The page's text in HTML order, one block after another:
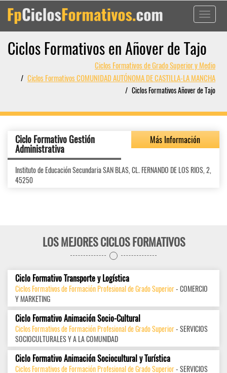
Toggle
Ciclos Formativos en Añover de Tajo
Ciclos Formativos de Grado Superior y Medio
Ciclos Formativos COMUNIDAD AUTÓNOMA DE CASTILLA-LA MANCHA
Ciclos Formativos Añover de Tajo
Ciclo Formativo Gestión
Administrativa
Más Información
Instituto de Educación Secundaria SAN BLAS, CL. FERNANDO DE LOS RIOS, 2,
45250
LOS MEJORES CICLOS FORMATIVOS
Ciclo Formativo Transporte y Logística
Ciclos Formativos de Formación Profesional de Grado Superior- COMERCIO
Y MARKETING
Ciclo Formativo Animación Socio-Cultural
Ciclos Formativos de Formación Profesional de Grado Superior- SERVICIOS
SOCIOCULTURALES Y A LA COMUNIDAD
Ciclo Formativo Animación Sociocultural y Turística
Ciclos Formativos de Formación Profesional de Grado Superior- SERVICIOS